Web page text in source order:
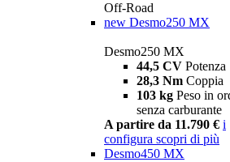
Off-Road
new Desmo250 MX
Desmo250 MX
44,5 CV Potenza
28,3 Nm Coppia
103 kg Peso in
senza carburante
A partire da 11.790 € i
configura scopri di più
Desmo450 MX